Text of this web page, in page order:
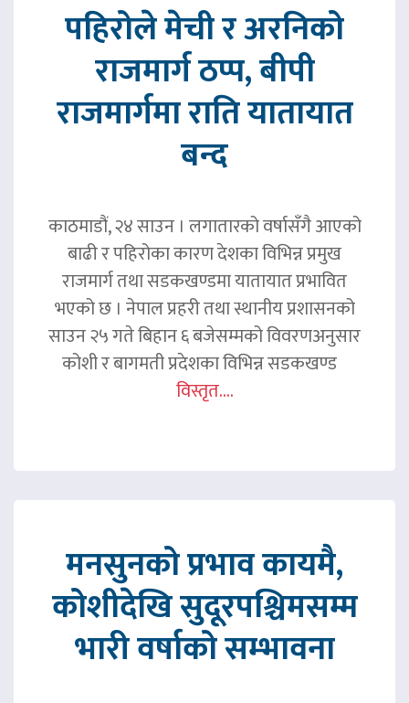
पहिरोले मेची र अरनिको
राजमार्ग ठप्प, बीपी
राजमार्गमा राति यातायात
बन्द
काठमाडौं, २४ साउन । लगातारको वर्षासँगै आएको
बाढी र पहिरोका कारण देशका विभिन्न प्रमुख
राजमार्ग तथा सडकखण्डमा यातायात प्रभावित
भएको छ । नेपाल प्रहरी तथा स्थानीय प्रशासनको
साउन २५ गते बिहान ६ बजेसम्मको विवरणअनुसार
कोशी र बागमती प्रदेशका विभिन्न सडकखण्ड
विस्तृत....
मनसुनको प्रभाव कायमै,
कोशीदेखि सुदूरपश्चिमसम्म
भारी वर्षाको सम्भावना